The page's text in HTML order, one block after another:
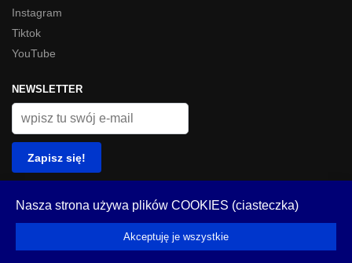
Instagram
Tiktok
YouTube
NEWSLETTER
Nasza strona używa plików COOKIES (ciasteczka)
Akceptuję je wszystkie